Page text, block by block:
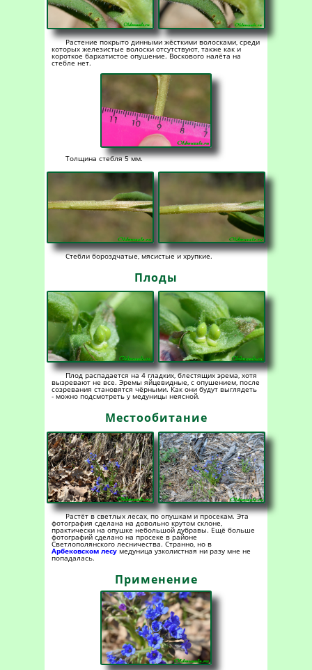
Растение покрыто динными жёсткими волосками, среди
которых железистые волоски отсутствуют, также как и
короткое бархатистое опушение. Воскового налёта на
стебле нет.
Толщина стебля 5 мм.
Стебли бороздчатые, мясистые и хрупкие.
Плоды
Плод распадается на 4 гладких, блестящих эрема, хотя
вызревают не все. Эремы яйцевидные, с опушением, после
созревания становятся чёрными. Как они будут выглядеть
- можно подсмотреть у медуницы неясной.
Местообитание
Растёт в светлых лесах, по опушкам и просекам. Эта
фотография сделана на довольно крутом склоне,
практически на опушке небольшой дубравы. Ещё больше
фотографий сделано на просеке в районе
Светлополянского лесничества. Странно, но в
Арбековском лесу медуница узколистная ни разу мне не
попадалась.
Применение